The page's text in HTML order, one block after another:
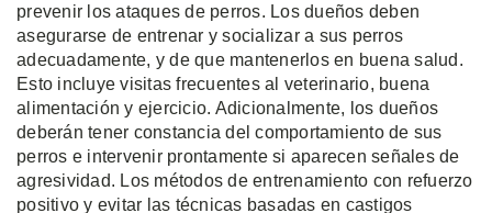
prevenir los ataques de perros. Los dueños deben
asegurarse de entrenar y socializar a sus perros
adecuadamente, y de que mantenerlos en buena salud.
Esto incluye visitas frecuentes al veterinario, buena
alimentación y ejercicio. Adicionalmente, los dueños
deberán tener constancia del comportamiento de sus
perros e intervenir prontamente si aparecen señales de
agresividad. Los métodos de entrenamiento con refuerzo
positivo y evitar las técnicas basadas en castigos